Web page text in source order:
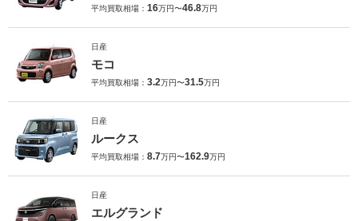
平均買取相場： 16万円〜46.8万円
日産
モコ
平均買取相場： 3.2万円〜31.5万円
日産
ルークス
平均買取相場： 8.7万円〜162.9万円
日産
エルグランド